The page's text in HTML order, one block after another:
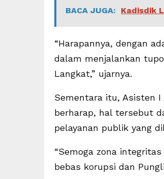
BACA JUGA: Kadisdik
“Harapannya, dengan
dalam menjalankan
Langkat,” ujarnya.
Sementara itu, Asisten I
berharap, hal tersebut
pelayanan publik yang
“Semoga zona
bebas korupsi dan